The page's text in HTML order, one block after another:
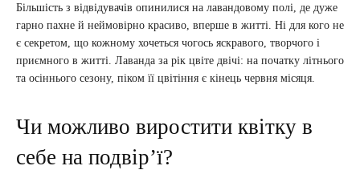
Більшість з відвідувачів опинилися на лавандовому полі, де дуже
гарно пахне й неймовірно красиво, вперше в житті. Ні для кого не
є секретом, що кожному хочеться чогось яскравого, творчого і
приємного в житті. Лаванда за рік цвіте двічі: на початку літнього
та осіннього сезону, піком її цвітіння є кінець червня місяця.
Чи можливо виростити квітку в
себе на подвір’ї?